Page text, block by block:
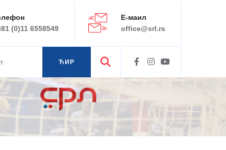
(0)11 6558549
Е-маил
office@srl.rs
ЋИР